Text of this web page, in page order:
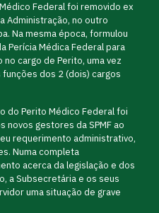
Federal foi removido ex
Administração, no outro
Na mesma época, formulou
Perícia Médica Federal para
cargo de Perito, uma vez
dos 2 (dois) cargos
do Perito Médico Federal foi
gestores da SPMF ao
requerimento administrativo,
Numa completa
acerca da legislação e dos
a Subsecretária e os seus
uma situação de grave